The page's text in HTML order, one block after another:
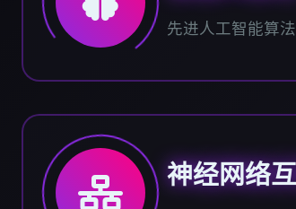
先进人工智能算
神经网络